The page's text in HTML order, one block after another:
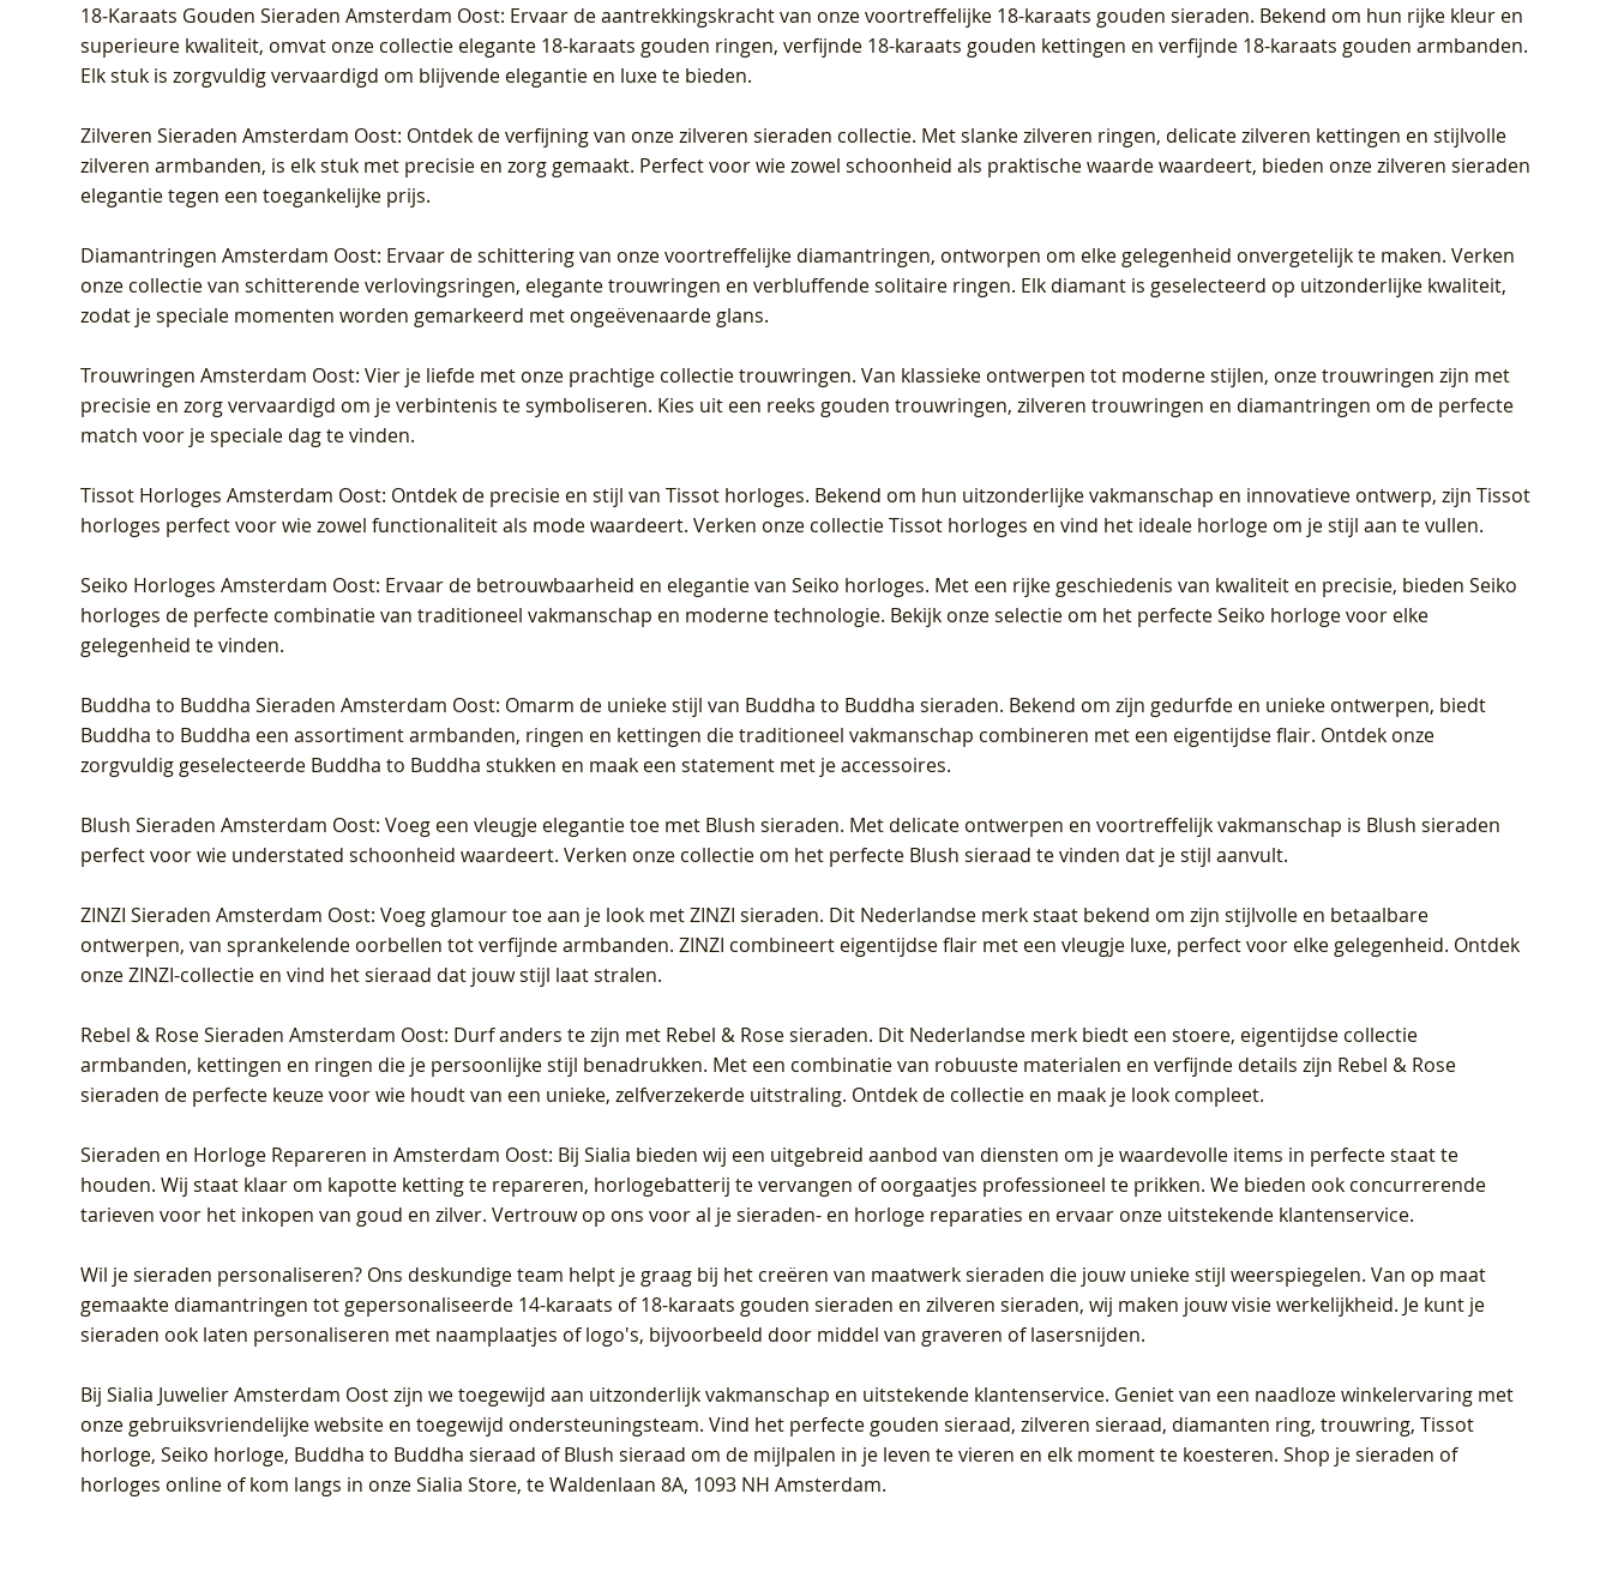
18-Karaats Gouden Sieraden Amsterdam Oost: Ervaar de aantrekkingskracht van onze voortreffelijke 18-karaats gouden sieraden. Bekend om hun rijke kleur en
superieure kwaliteit, omvat onze collectie elegante 18-karaats gouden ringen, verfijnde 18-karaats gouden kettingen en verfijnde 18-karaats gouden armbanden.
Elk stuk is zorgvuldig vervaardigd om blijvende elegantie en luxe te bieden.
Zilveren Sieraden Amsterdam Oost: Ontdek de verfijning van onze zilveren sieraden collectie. Met slanke zilveren ringen, delicate zilveren kettingen en stijlvolle
zilveren armbanden, is elk stuk met precisie en zorg gemaakt. Perfect voor wie zowel schoonheid als praktische waarde waardeert, bieden onze zilveren sieraden
elegantie tegen een toegankelijke prijs.
Diamantringen Amsterdam Oost: Ervaar de schittering van onze voortreffelijke diamantringen, ontworpen om elke gelegenheid onvergetelijk te maken. Verken
onze collectie van schitterende verlovingsringen, elegante trouwringen en verbluffende solitaire ringen. Elk diamant is geselecteerd op uitzonderlijke kwaliteit,
zodat je speciale momenten worden gemarkeerd met ongeëvenaarde glans.
Trouwringen Amsterdam Oost: Vier je liefde met onze prachtige collectie trouwringen. Van klassieke ontwerpen tot moderne stijlen, onze trouwringen zijn met
precisie en zorg vervaardigd om je verbintenis te symboliseren. Kies uit een reeks gouden trouwringen, zilveren trouwringen en diamantringen om de perfecte
match voor je speciale dag te vinden.
Tissot Horloges Amsterdam Oost: Ontdek de precisie en stijl van Tissot horloges. Bekend om hun uitzonderlijke vakmanschap en innovatieve ontwerp, zijn Tissot
horloges perfect voor wie zowel functionaliteit als mode waardeert. Verken onze collectie Tissot horloges en vind het ideale horloge om je stijl aan te vullen.
Seiko Horloges Amsterdam Oost: Ervaar de betrouwbaarheid en elegantie van Seiko horloges. Met een rijke geschiedenis van kwaliteit en precisie, bieden Seiko
horloges de perfecte combinatie van traditioneel vakmanschap en moderne technologie. Bekijk onze selectie om het perfecte Seiko horloge voor elke
gelegenheid te vinden.
Buddha to Buddha Sieraden Amsterdam Oost: Omarm de unieke stijl van Buddha to Buddha sieraden. Bekend om zijn gedurfde en unieke ontwerpen, biedt
Buddha to Buddha een assortiment armbanden, ringen en kettingen die traditioneel vakmanschap combineren met een eigentijdse flair. Ontdek onze
zorgvuldig geselecteerde Buddha to Buddha stukken en maak een statement met je accessoires.
Blush Sieraden Amsterdam Oost: Voeg een vleugje elegantie toe met Blush sieraden. Met delicate ontwerpen en voortreffelijk vakmanschap is Blush sieraden
perfect voor wie understated schoonheid waardeert. Verken onze collectie om het perfecte Blush sieraad te vinden dat je stijl aanvult.
ZINZI Sieraden Amsterdam Oost: Voeg glamour toe aan je look met ZINZI sieraden. Dit Nederlandse merk staat bekend om zijn stijlvolle en betaalbare
ontwerpen, van sprankelende oorbellen tot verfijnde armbanden. ZINZI combineert eigentijdse flair met een vleugje luxe, perfect voor elke gelegenheid. Ontdek
onze ZINZI-collectie en vind het sieraad dat jouw stijl laat stralen.
Rebel & Rose Sieraden Amsterdam Oost: Durf anders te zijn met Rebel & Rose sieraden. Dit Nederlandse merk biedt een stoere, eigentijdse collectie
armbanden, kettingen en ringen die je persoonlijke stijl benadrukken. Met een combinatie van robuuste materialen en verfijnde details zijn Rebel & Rose
sieraden de perfecte keuze voor wie houdt van een unieke, zelfverzekerde uitstraling. Ontdek de collectie en maak je look compleet.
Sieraden en Horloge Repareren in Amsterdam Oost: Bij Sialia bieden wij een uitgebreid aanbod van diensten om je waardevolle items in perfecte staat te
houden. Wij staat klaar om kapotte ketting te repareren, horlogebatterij te vervangen of oorgaatjes professioneel te prikken. We bieden ook concurrerende
tarieven voor het inkopen van goud en zilver. Vertrouw op ons voor al je sieraden- en horloge reparaties en ervaar onze uitstekende klantenservice.
Wil je sieraden personaliseren? Ons deskundige team helpt je graag bij het creëren van maatwerk sieraden die jouw unieke stijl weerspiegelen. Van op maat
gemaakte diamantringen tot gepersonaliseerde 14-karaats of 18-karaats gouden sieraden en zilveren sieraden, wij maken jouw visie werkelijkheid. Je kunt je
sieraden ook laten personaliseren met naamplaatjes of logo's, bijvoorbeeld door middel van graveren of lasersnijden.
BijSialia Juwelier Amsterdam Oostzijn we toegewijd aan uitzonderlijk vakmanschap en uitstekende klantenservice. Geniet van een naadloze winkelervaring met
onze gebruiksvriendelijke website en toegewijd ondersteuningsteam. Vind het perfecte gouden sieraad, zilveren sieraad, diamanten ring, trouwring, Tissot
horloge, Seiko horloge, Buddha to Buddha sieraad of Blush sieraad om de mijlpalen in je leven te vieren en elk moment te koesteren. Shop je sieraden of
horloges online of kom langs in onze Sialia Store, te Waldenlaan 8A, 1093 NH Amsterdam.